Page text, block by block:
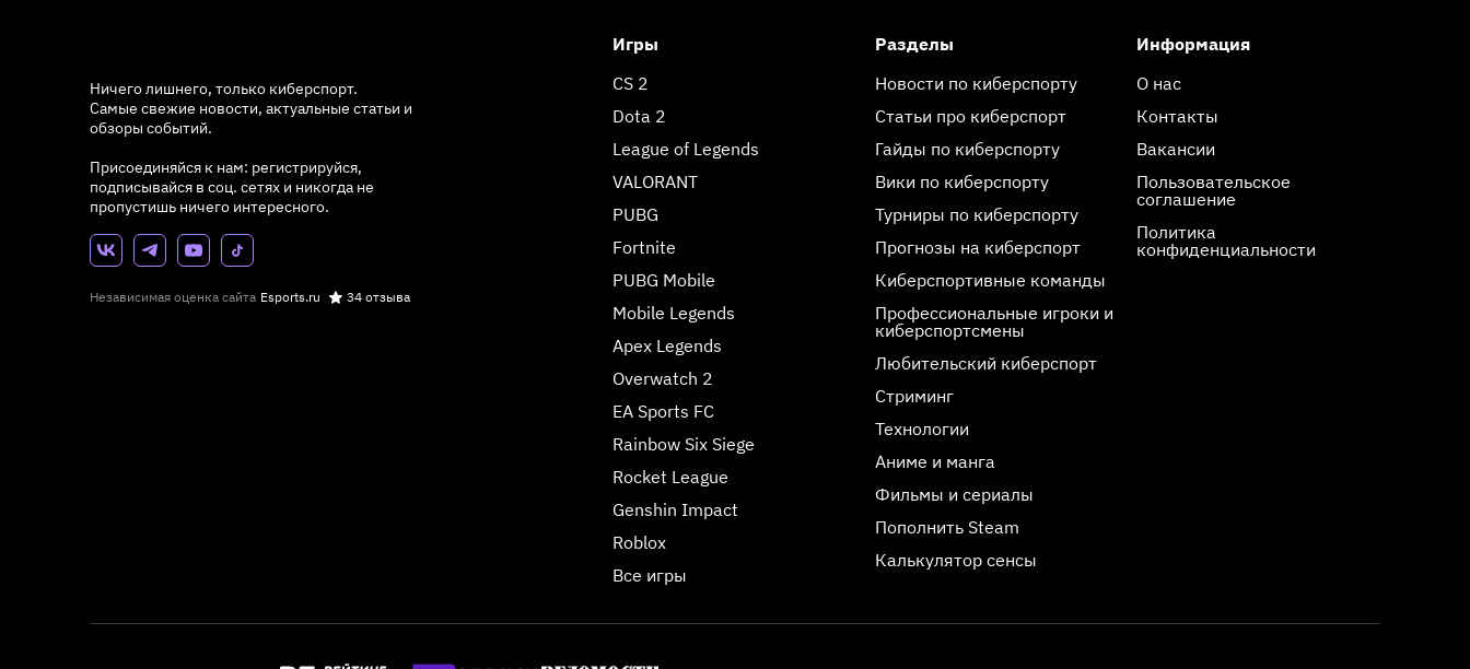
Ничего лишнего, только киберспорт.
Самые свежие новости, актуальные статьи и
обзоры событий.
Присоединяйся к нам: регистрируйся,
подписывайся в соц. сетях и никогда не
пропустишь ничего интересного.
Независимая оценка сайта Esports.ru 34 отзыва
Игры
CS 2
Dota 2
League of Legends
VALORANT
PUBG
Fortnite
PUBG Mobile
Mobile Legends
Apex Legends
Overwatch 2
EA Sports FC
Rainbow Six Siege
Rocket League
Genshin Impact
Roblox
Все игры
Разделы
Новости по киберспорту
Статьи про киберспорт
Гайды по киберспорту
Вики по киберспорту
Турниры по киберспорту
Прогнозы на киберспорт
Киберспортивные команды
Профессиональные игроки и
киберспортсмены
Любительский киберспорт
Стриминг
Технологии
Аниме и манга
Фильмы и сериалы
Пополнить Steam
Калькулятор сенсы
Информация
О нас
Контакты
Вакансии
Пользовательское
соглашение
Политика
конфиденциальности